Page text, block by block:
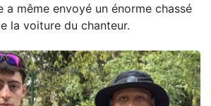
a même envoyé un énorme chassé
la voiture du chanteur.